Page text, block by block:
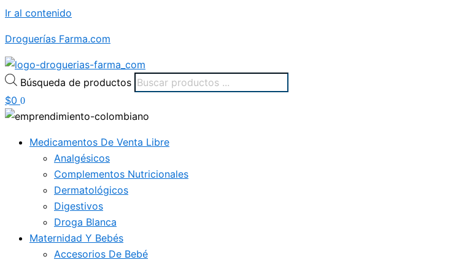
Ir al contenido
Droguerías Farma.com
Búsqueda de productos
$0 0
Medicamentos De Venta Libre
Analgésicos
Complementos Nutricionales
Dermatológicos
Digestivos
Droga Blanca
Maternidad Y Bebés
Accesorios De Bebé